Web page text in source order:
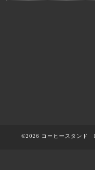
©2026 コーヒースタンド